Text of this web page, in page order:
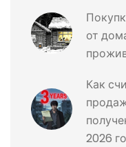
от
Как
2026